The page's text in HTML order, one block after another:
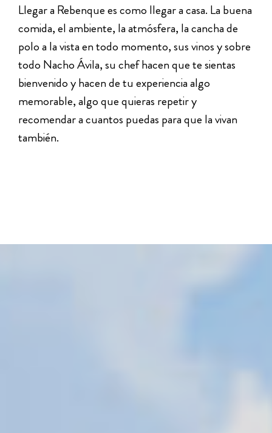
Llegar a Rebenque es como llegar a casa. La buena
comida, el ambiente, la atmósfera, la cancha de
polo a la vista en todo momento, sus vinos y sobre
todo Nacho Ávila, su chef hacen que te sientas
bienvenido y hacen de tu experiencia algo
memorable, algo que quieras repetir y
recomendar a cuantos puedas para que la vivan
también.